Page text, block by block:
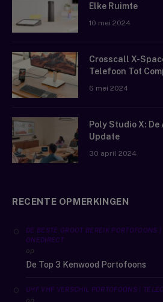
Elke Ruimte
10 mei 2024
Crosscall X-
Telefoon Tot
6 mei 2024
Poly Studio X:
Update
30 april 2024
RECENTE OPMERKINGEN
DE BESTE GROOT BEREIK PORTOFOONS
ONEDIRECT
op
De Top 3 Kenwood Portofoons
UHF VHF VERSCHIL PORTOFOONS |
op